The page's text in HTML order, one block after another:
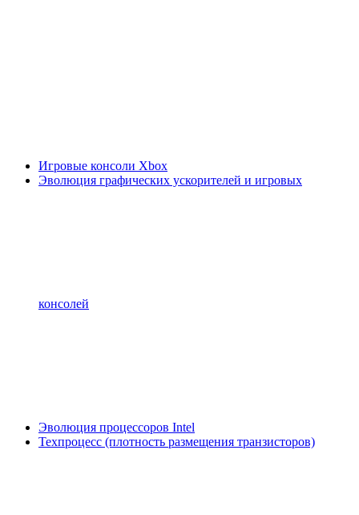
Игровые консоли Xbox
Эволюция графических ускорителей и игровых
консолей
Эволюция процессоров Intel
Техпроцесс (плотность размещения транзисторов)